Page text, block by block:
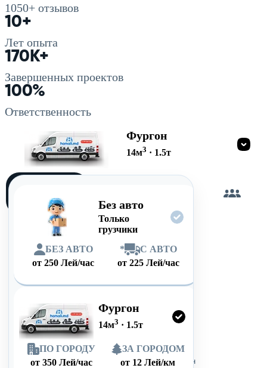
1050+ отзывов
10+
Лет опыта
170K+
Завершенных проектов
100%
Ответственность
Фургон
14м3 · 1.5т
Без авто
Только
грузчики
БЕЗ АВТО
от250 Лей/час
*
С АВТО
от 225 Лей/час
Фургон
14м3 · 1.5т
ПО ГОРОДУ
от 350 Лей/час
ЗА ГОРОДОМ
от 12 Лей/км